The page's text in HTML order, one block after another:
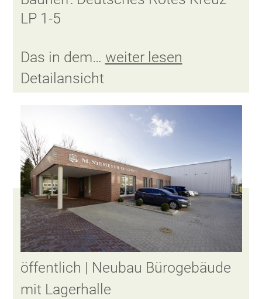
LP 1-5
Das in dem… weiter lesen
Detailansicht
öffentlich | Neubau Bürogebäude
mit Lagerhalle